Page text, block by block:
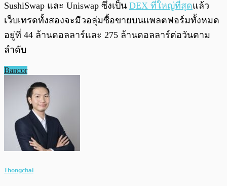
SushiSwap และ Uniswap ซึ่งเป็น DEX ที่ใหญ่ที่สุดแล้ว
เว็บเทรดทั้งสองจะมีวอลุ่มซื้อขายบนแพลตฟอร์มทั้งหมด
อยู่ที่ 44 ล้านดอลลาร์และ 275 ล้านดอลลาร์ต่อวันตาม
ลำดับ
Bancor
Thongchai